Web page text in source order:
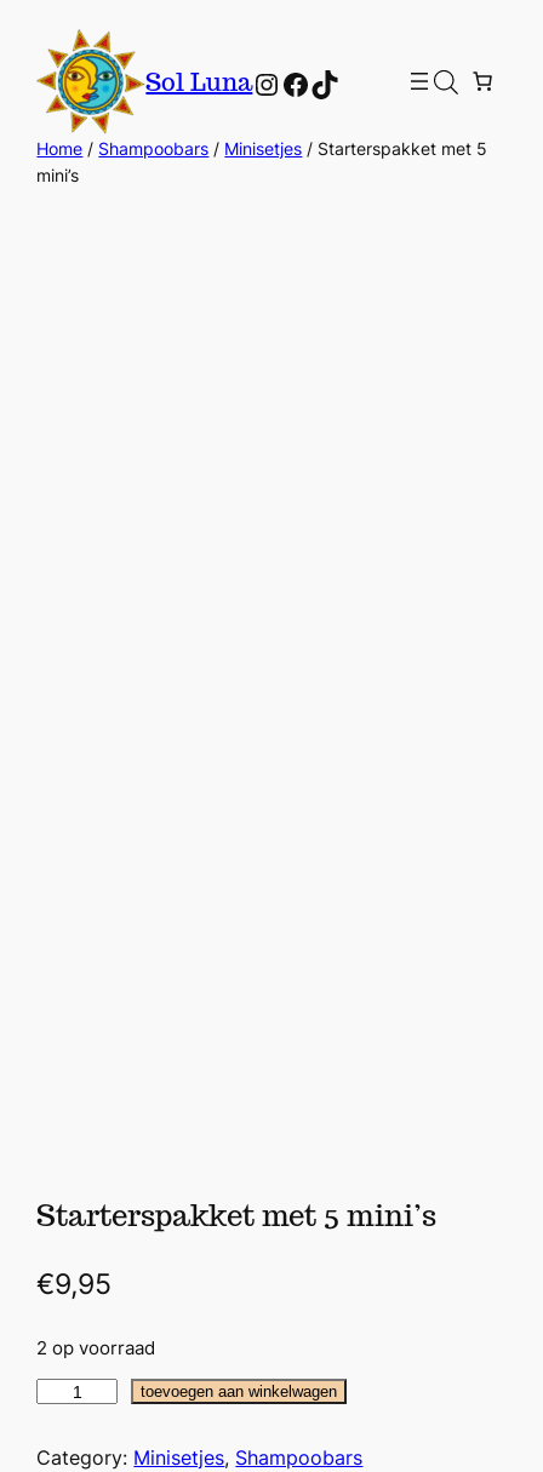
Sol LunaInstagram
Facebook
TikTok
Home / Shampoobars / Minisetjes / Starterspakket met 5
mini’s
Starterspakket met 5 mini’s
€9,95
2 op voorraad
a
toevoegen aan winkelwagen
Category: Minisetjes, Shampoobars